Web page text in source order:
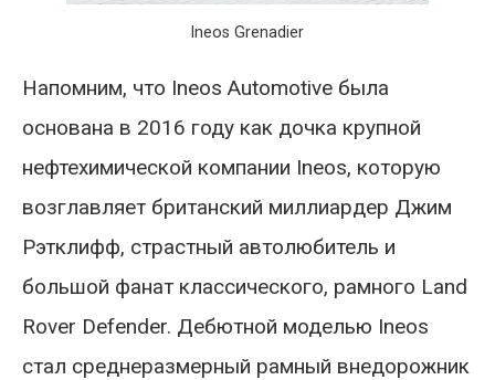
Ineos Grenadier
Напомним, что Ineos Automotive была
основана в 2016 году как дочка крупной
нефтехимической компании Ineos, которую
возглавляет британский миллиардер Джим
Рэтклифф, страстный автолюбитель и
большой фанат классического, рамного Land
Rover Defender. Дебютной моделью Ineos
стал среднеразмерный рамный внедорожник